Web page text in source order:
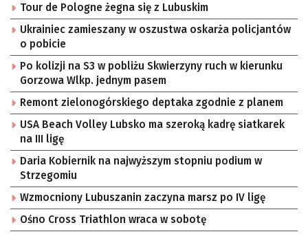
Tour de Pologne żegna się z Lubuskim
Ukrainiec zamieszany w oszustwa oskarża policjantów
o pobicie
Po kolizji na S3 w pobliżu Skwierzyny ruch w kierunku
Gorzowa Wlkp. jednym pasem
Remont zielonogórskiego deptaka zgodnie z planem
USA Beach Volley Lubsko ma szeroką kadrę siatkarek
na III ligę
Daria Kobiernik na najwyższym stopniu podium w
Strzegomiu
Wzmocniony Lubuszanin zaczyna marsz po IV ligę
Ośno Cross Triathlon wraca w sobotę